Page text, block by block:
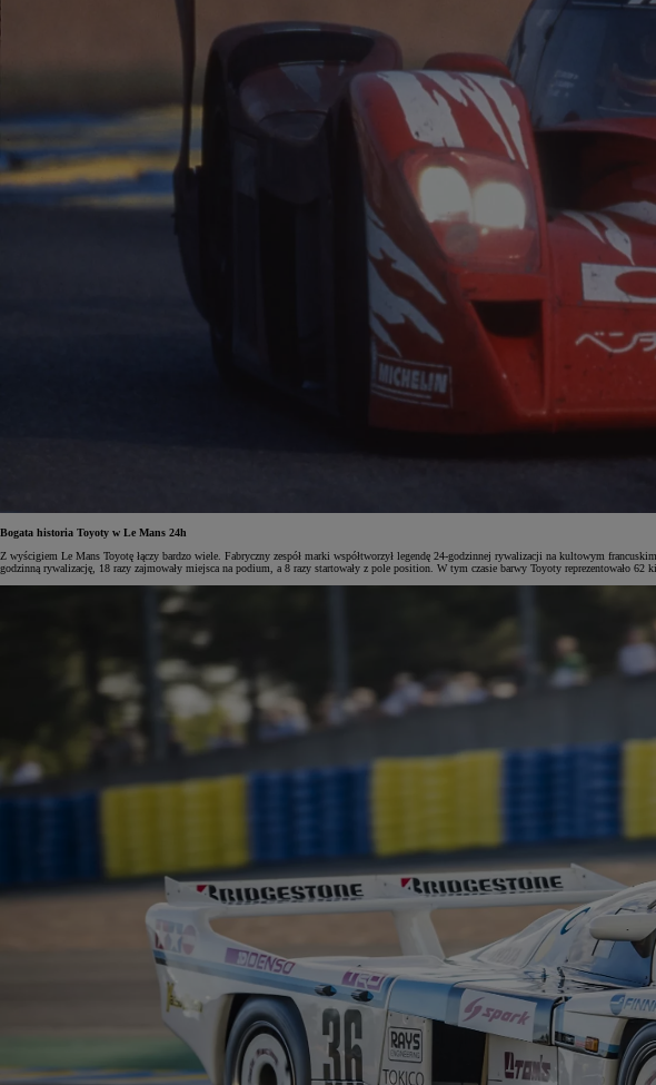
Bogata historia Toyoty w Le Mans 24h
Z wyścigiem Le Mans Toyotę łączy bardzo wiele. Fabryczny zespół marki współtworzył legendę 24-godzinnej rywalizacji na kultowym
godzinną rywalizację, 18 razy zajmowały miejsca na podium, a 8 razy startowały z pole position. W tym czasie barwy Toyoty reprezentowało 62